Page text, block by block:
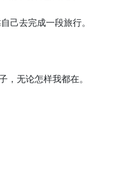
己去完成一段旅行。
，无论怎样我都在。